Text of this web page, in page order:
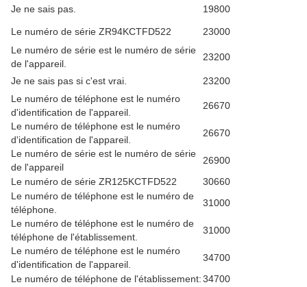
Je ne sais pas. 19800
Le numéro de série ZR94KCTFD522
23000
Le numéro de série est le numéro de série
de l'appareil.
23200
Je ne sais pas si c'est vrai.
23200
Le numéro de téléphone est le numéro
d'identification de l'appareil.
26670
Le numéro de téléphone est le numéro
d'identification de l'appareil.
26670
Le numéro de série est le numéro de série
de l'appareil
26900
Le numéro de série ZR125KCTFD522
30660
Le numéro de téléphone est le numéro de
téléphone.
31000
Le numéro de téléphone est le numéro de
téléphone de l'établissement.
31000
Le numéro de téléphone est le numéro
d'identification de l'appareil.
34700
Le numéro de téléphone de l'établissement:34700